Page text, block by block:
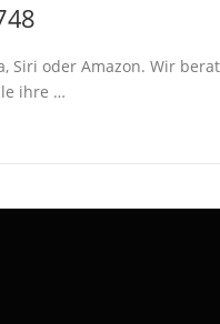
Siri oder Amazon. Wir
ihre …